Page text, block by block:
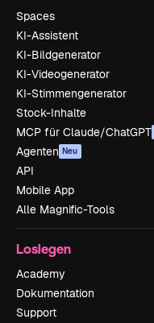
Spaces
KI-Assistent
KI-Bildgenerator
KI-Videogenerator
KI-Stimmengenerator
Stock-Inhalte
MCP für Claude/ChatGPT
Agenten Neu
API
Mobile App
Alle Magnific-Tools
Loslegen
Academy
Dokumentation
Support